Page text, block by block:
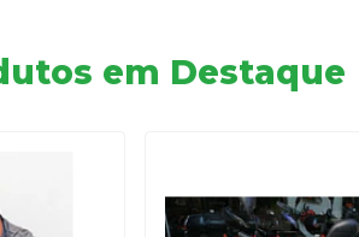
em Destaque